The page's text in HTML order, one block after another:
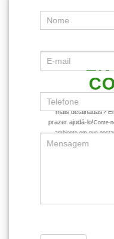
Ficou com alguma
mais detalhadas?
prazer ajudá-lo!Conte-
ambiente em que
dicas mais